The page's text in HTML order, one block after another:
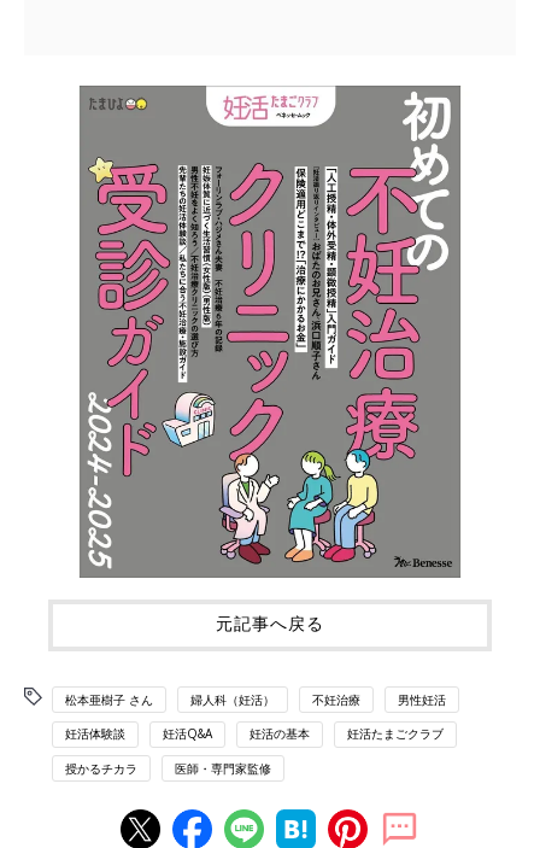
元記事へ戻る
松本亜樹子 さん 婦人科（妊活） 不妊治療 男性妊活
妊活体験談 妊活Q&A 妊活の基本 妊活たまごクラブ
授かるチカラ 医師・専門家監修